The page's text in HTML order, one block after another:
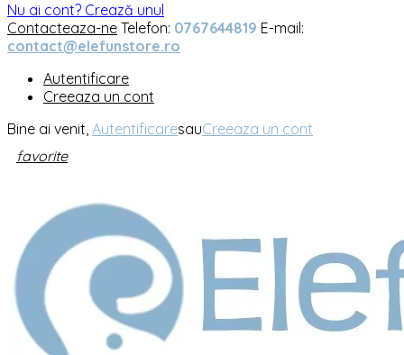
Nu ai cont? Crează unul
Contacteaza-ne Telefon: 0767644819 E-mail:
contact@elefunstore.ro
Autentificare
Creeaza un cont
Bine ai venit, AutentificaresauCreeaza un cont
favorite